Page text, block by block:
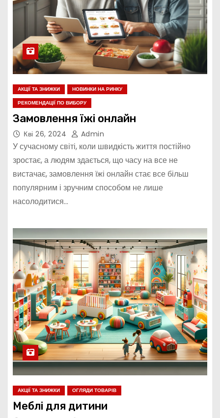
АКЦІЇ ТА ЗНИЖКИ
НОВИНКИ НА РИНКУ
РЕКОМЕНДАЦІЇ ПО ВИБОРУ
Замовлення їжі онлайн
Кві 26, 2024 Admin
У сучасному світі, коли швидкість життя постійно
зростає, а людям здається, що часу на все не
вистачає, замовлення їжі онлайн стає все більш
популярним і зручним способом не лише
насолодитися…
АКЦІЇ ТА ЗНИЖКИ ОГЛЯДИ ТОВАРІВ
Меблі для дитини